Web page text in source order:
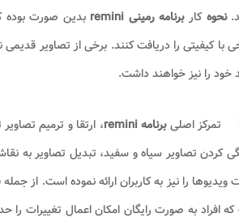
نحوهکاربرنامه رمینی remini بدین صورت بوده
با کیفیتی را دریافت کنند. برخی از تصاویر قدیمی
خود را نیز خواهند داشت.
تمرکز اصلیبرنامه remini ، ارتقا و ترمیم
کردن تصاویر سیاه و سفید، تبدیل تصاویر به
ویدیوها را نیز به کاربران ارائه نموده است. از
به صورت رایگان امکان اعمال تغییرات را حداکثر روی 5 تصویر و یا ویدیو خواهند داشت. اشخاص برای